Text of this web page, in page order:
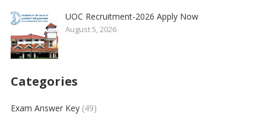
UOC Recruitment-2026 Apply Now
August 5, 2026
Categories
Exam Answer Key(49)